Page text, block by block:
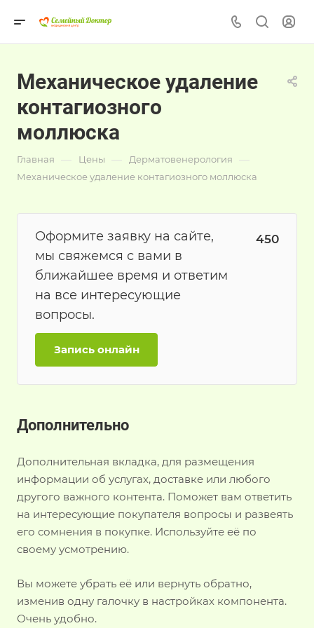
Механическое удаление
контагиозного
моллюска
Главная — Цены — Дерматовенерология —
Механическое удаление контагиозного моллюска
Оформите заявку на сайте,
мы свяжемся с вами в
ближайшее время и ответим
на все интересующие
вопросы.
450
Запись онлайн
Дополнительно
Дополнительная вкладка, для размещения
информации об услугах, доставке или любого
другого важного контента. Поможет вам ответить
на интересующие покупателя вопросы и развеять
его сомнения в покупке. Используйте её по
своему усмотрению.
Вы можете убрать её или вернуть обратно,
изменив одну галочку в настройках компонента.
Очень удобно.